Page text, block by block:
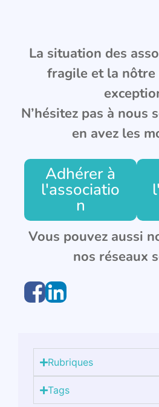
La situation des
fragile et la nôtre
N’hésitez pas à nous
en avez les
Adhérer à
l'associatio
n
Vous pouvez aussi
nos réseaux
Rubriques
Tags